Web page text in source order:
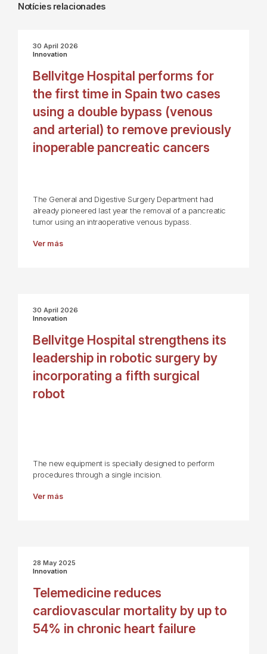
Notícies relacionades
30 April 2026
Innovation
Bellvitge Hospital performs for
the first time in Spain two cases
using a double bypass (venous
and arterial) to remove previously
inoperable pancreatic cancers
The General and Digestive Surgery Department had
already pioneered last year the removal of a pancreatic
tumor using an intraoperative venous bypass.
Ver más
30 April 2026
Innovation
Bellvitge Hospital strengthens its
leadership in robotic surgery by
incorporating a fifth surgical
robot
The new equipment is specially designed to perform
procedures through a single incision.
Ver más
28 May 2025
Innovation
Telemedicine reduces
cardiovascular mortality by up to
54% in chronic heart failure